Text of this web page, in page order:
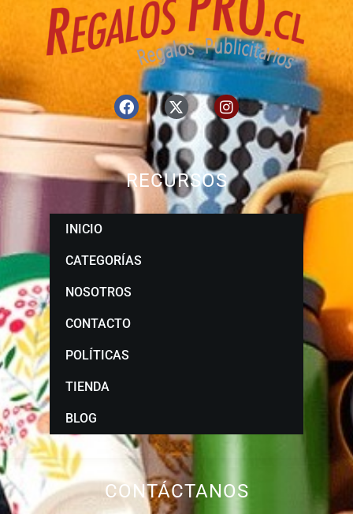
CONTÁCTANOS
RECURSOS
INICIO
CATEGORÍAS
NOSOTROS
CONTACTO
POLÍTICAS
TIENDA
BLOG